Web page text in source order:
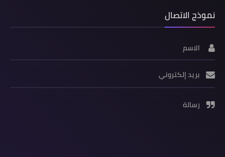
نموذج الاتصال
الاسم
بريد إلكتروني
رسالة